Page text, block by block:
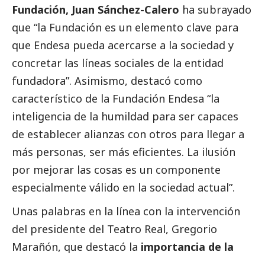
Fundación, Juan Sánchez-Calero ha subrayado
que “la Fundación es un elemento clave para
que Endesa pueda acercarse a la sociedad y
concretar las líneas sociales de la entidad
fundadora”. Asimismo, destacó como
característico de la Fundación Endesa “la
inteligencia de la humildad para ser capaces
de establecer alianzas con otros para llegar a
más personas, ser más eficientes. La ilusión
por mejorar las cosas es un componente
especialmente válido en la sociedad actual”.
Unas palabras en la línea con la intervención
del presidente del Teatro Real, Gregorio
Marañón, que destacó la importancia de la